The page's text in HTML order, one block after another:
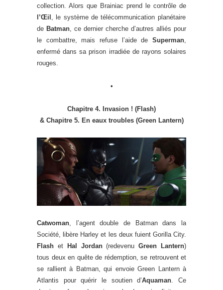
collection. Alors que Brainiac prend le contrôle de
l’Œil , le système de télécommunication planétaire
de Batman, ce dernier cherche d’autres alliés pour
le combattre, mais refuse l’aide de Superman,
enfermé dans sa prison irradiée de rayons solaires
rouges.
•
Chapitre 4. Invasion ! (Flash)
& Chapitre 5. En eaux troubles (Green Lantern)
Catwoman , l’agent double de Batman dans la
Société, libère Harley et les deux fuient Gorilla City.
Flash et Hal Jordan(redevenuGreen Lantern)
tous deux en quête de rédemption, se retrouvent et
se rallient à Batman, qui envoie Green Lantern à
Atlantis pour quérir le soutien d’Aquaman . Ce